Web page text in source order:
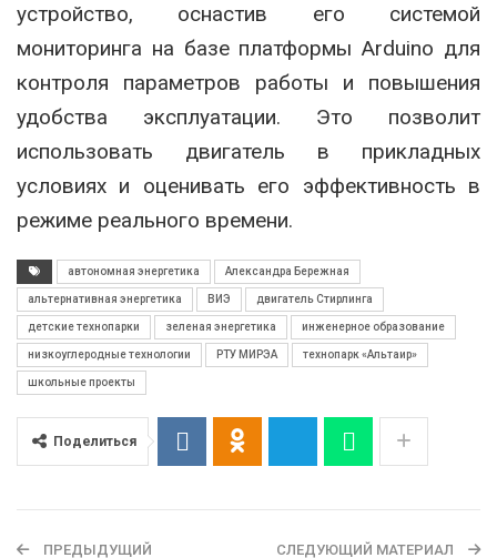
устройство, оснастив его системой
мониторинга на базе платформы Arduino для
контроля параметров работы и повышения
удобства эксплуатации. Это позволит
использовать двигатель в прикладных
условиях и оценивать его эффективность в
режиме реального времени.
автономная энергетика Александра Бережная
альтернативная энергетика ВИЭ двигатель Стирлинга
детские технопарки зеленая энергетика инженерное образование
низкоуглеродные технологии РТУ МИРЭА технопарк «Альтаир»
школьные проекты
Поделиться
ПРЕДЫДУЩИЙ СЛЕДУЮЩИЙ МАТЕРИАЛ